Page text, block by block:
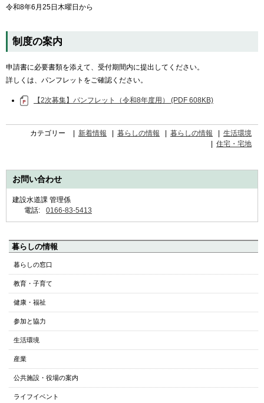
令和8年6月25日木曜日から
制度の案内
申請書に必要書類を添えて、受付期間内に提出してください。
詳しくは、パンフレットをご確認ください。
【2次募集】パンフレット（令和8年度用） (PDF 608KB)
カテゴリー 新着情報 暮らしの情報 暮らしの情報
生活環境
住宅・宅地
お問い合わせ
建設水道課 管理係
電話:
0166-83-5413
ペ
ッ
本
メ
暮らしの情報
暮らしの窓口
教育・子育て
健康・福祉
参加と協力
生活環境
産業
公共施設・役場の案内
ライフイベント